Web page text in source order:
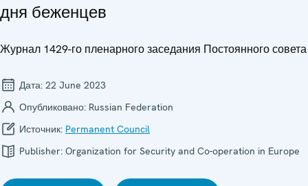
дня беженцев
Журнал 1429-го пленарного заседания Постоянного совета
Дата: 22 June 2023
Опубликовано: Russian Federation
Источник: Permanent Council
Publisher: Organization for Security and Co-operation in Europe